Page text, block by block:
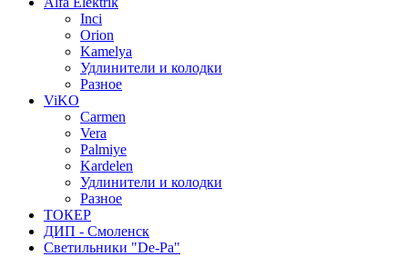
Inci
Orion
Kamelya
Удлинители и колодки
Разное
ViKO
Carmen
Vera
Palmiye
Kardelen
Удлинители и колодки
Разное
ТОКЕР
ДИП - Смоленск
Светильники "De-Pa"